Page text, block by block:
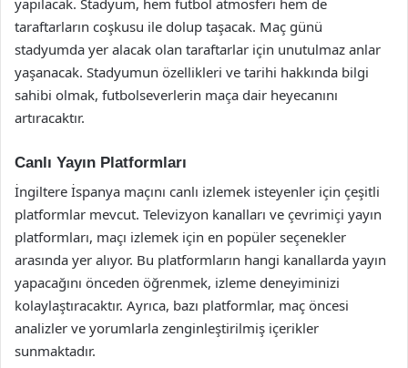
taraftarların coşkusu ile dolup taşacak. Maç günü
stadyumda yer alacak olan taraftarlar için unutulmaz anlar
yaşanacak. Stadyumun özellikleri ve tarihi hakkında bilgi
sahibi olmak, futbolseverlerin maça dair heyecanını
artıracaktır.
Canlı Yayın Platformları
İngiltere İspanya maçını canlı izlemek isteyenler için çeşitli
platformlar mevcut. Televizyon kanalları ve çevrimiçi yayın
platformları, maçı izlemek için en popüler seçenekler
arasında yer alıyor. Bu platformların hangi kanallarda yayın
yapacağını önceden öğrenmek, izleme deneyiminizi
kolaylaştıracaktır. Ayrıca, bazı platformlar, maç öncesi
analizler ve yorumlarla zenginleştirilmiş içerikler
sunmaktadır.